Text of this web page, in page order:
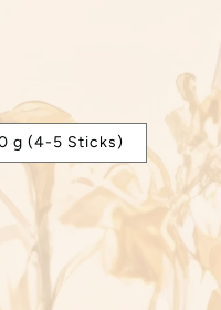
g (4-5 Sticks)